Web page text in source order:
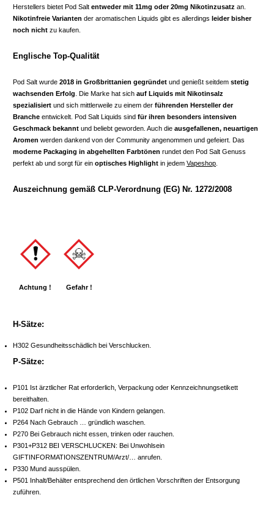
Herstellers bietet Pod Salt entweder mit 11mg oder 20mg Nikotinzusatz an.
Nikotinfreie Varianten der aromatischen Liquids gibt es allerdings leider bisher
noch nicht zu kaufen.
Englische Top-Qualität
Pod Salt wurde 2018 in Großbrittanien gegründet und genießt seitdem stetig
wachsenden Erfolg . Die Marke hat sich auf Liquids mit Nikotinsalz
spezialisiert und sich mittlerweile zu einem der führenden Hersteller der
Branche entwickelt. Pod Salt Liquids sind für ihren besonders intensiven
Geschmack bekannt und beliebt geworden. Auch die ausgefallenen, neuartigen
Aromen werden dankend von der Community angenommen und gefeiert. Das
moderne Packaging in abgehellten Farbtönen rundet den Pod Salt Genuss
perfekt ab und sorgt für ein optisches Highlight in jedem Vapeshop
Auszeichnung gemäß CLP-Verordnung (EG) Nr. 1272/2008
Achtung ! Gefahr !
H-Sätze:
H302 Gesundheitsschädlich bei Verschlucken.
P-Sätze:
P101 Ist ärztlicher Rat erforderlich, Verpackung oder Kennzeichnungsetikett
bereithalten.
P102 Darf nicht in die Hände von Kindern gelangen.
P264 Nach Gebrauch … gründlich waschen.
P270 Bei Gebrauch nicht essen, trinken oder rauchen.
P301+P312 BEI VERSCHLUCKEN: Bei Unwohlsein
GIFTINFORMATIONSZENTRUM/Arzt/… anrufen.
P330 Mund ausspülen.
P501 Inhalt/Behälter entsprechend den örtlichen Vorschriften der Entsorgung
zuführen.